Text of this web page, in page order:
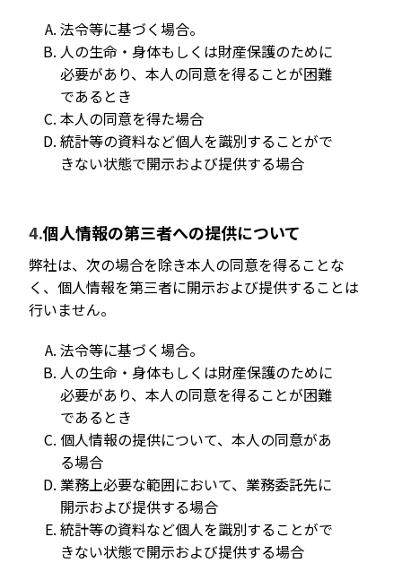
法令等に基づく場合。
人の生命・身体もしくは財産保護のために
必要があり、本人の同意を得ることが困難
であるとき
本人の同意を得た場合
統計等の資料など個人を識別することがで
きない状態で開示および提供する場合
個人情報の第三者への提供について
弊社は、次の場合を除き本人の同意を得ることな
く、個人情報を第三者に開示および提供することは
行いません。
法令等に基づく場合。
人の生命・身体もしくは財産保護のために
必要があり、本人の同意を得ることが困難
であるとき
個人情報の提供について、本人の同意があ
る場合
業務上必要な範囲において、業務委託先に
開示および提供する場合
統計等の資料など個人を識別することがで
きない状態で開示および提供する場合